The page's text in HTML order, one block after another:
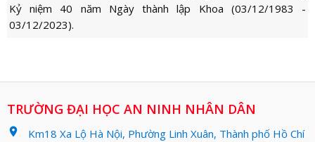
Kỷ niệm 40 năm Ngày thành lập Khoa (03/12/1983 -
03/12/2023).
TRƯỜNG ĐẠI HỌC AN NINH NHÂN DÂN
location_on
Km18 Xa Lộ Hà Nội, Phường Linh Xuân, Thành phố Hồ Chí